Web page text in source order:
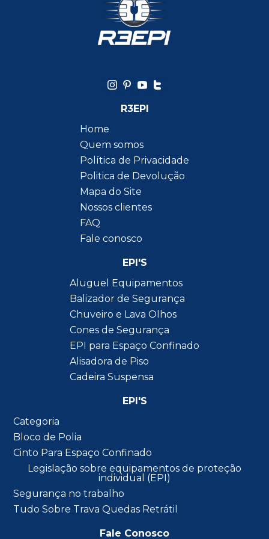
R3EPI
Home
Quem somos
Política de Privacidade
Politica de Devolução
Mapa do Site
Nossos clientes
FAQ
Fale conosco
EPI'S
Aluguel Equipamentos
Balizador de Segurança
Chuveiro e Lava Olhos
Cones de Segurança
EPI para Espaço Confinado
Alisadora de Piso
Cadeira Suspensa
EPI'S
Categoria
Bloco de Polia
Cinto Para Espaço Confinado
Legislação sobre equipamentos de proteção
individual (EPI)
Segurança no trabalho
Tudo Sobre Trava Quedas Retrátil
Fale Conosco